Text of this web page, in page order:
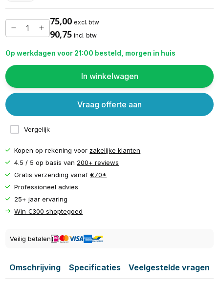
75,00 excl. btw
90,75 incl. btw
Op werkdagen voor 21:00 besteld, morgen in huis
In winkelwagen
Vergelijk
Vraag offerte aan
Kopen op rekening voor zakelijke klanten
4.5 / 5 op basis van 200+ reviews
Gratis verzending vanaf€70*
Professioneel advies
25+ jaar ervaring
Win €300 shoptegoed
Veilig betalen
Omschrijving Specificaties Veelgestelde vragen